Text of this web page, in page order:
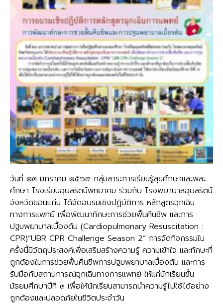
วันที่ ๒๓ มกราคม ๒๕๖๙ กลุ่มสาระการเรียนรู้สุขศึกษาและพละ
ศึกษา โรงเรียนอุบลรัตน์พิทยาคม ร่วมกับ โรงพยาบาลอุบลรัตน์
จังหวัดขอนแก่น ได้จัดอบรมเชิงปฏิบัติการ หลักสูตรฉุกเฉิน
ทางการแพทย์ เพื่อพัฒนาทักษะการช่วยฟื้นคืนชีพ และการ
ปฐมพยาบาลเบื้องต้น (Cardiopulmonary Resuscitation :
CPR)“UBR CPR Challenge Season 2” การจัดกิจกรรมใน
ครั้งนี้มีวัตถุประสงค์เพื่อเสริมสร้างความรู้ ความเข้าใจ และทักษะที่
ถูกต้องในการช่วยฟื้นคืนชีพการปฐมพยาบาลเบื้องต้น และการ
รับมือกับสถานการณ์ฉุกเฉินทางการแพทย์ ให้แก่นักเรียนชั้น
มัธยมศึกษาปีที่ ๓ เพื่อให้นักเรียนสามารถนำความรู้ไปใช้ได้อย่าง
ถูกต้องและปลอดภัยในชีวิตประจำวัน